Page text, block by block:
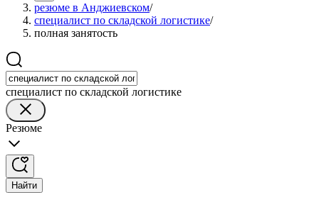
резюме в Анджиевском/
специалист по складской логистике/
полная занятость
специалист по складской логистике
Резюме
Найти